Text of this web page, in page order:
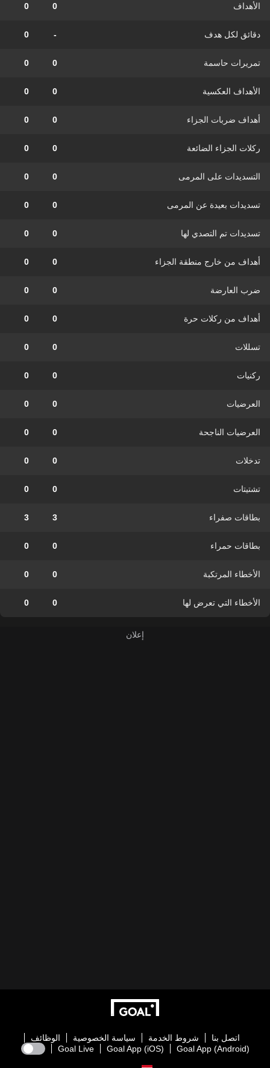
الأهداف 0
0
دقائق لكل هدف -
0
تمريرات حاسمة 0
0
الأهداف العكسية 0
0
أهداف ضربات الجزاء 0
0
ركلات الجزاء الضائعة 0
0
التسديدات على المرمى 0
0
تسديدات بعيدة عن المرمى 0
0
تسديدات تم التصدي لها 0
0
أهداف من خارج منطقة الجزاء 0
0
ضرب العارضة 0
0
أهداف من ركلات حرة 0
0
تسللات 0
0
ركنيات 0
0
العرضيات 0
0
العرضيات الناجحة 0
0
تدخلات 0
0
تشتيتات 0
0
بطاقات صفراء 3
3
بطاقات حمراء 0
0
الأخطاء المرتكبة 0
0
الأخطاء التي تعرض لها 0
0
اتصل بنا شروط الخدمة سياسة الخصوصية
الوظائف
Goal App (Android)
Goal App (iOS)
Goal Live